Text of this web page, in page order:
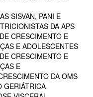
SISVAN, PANI E
DA APS
CRESCIMENTO E
E ADOLESCENTES
CRESCIMENTO E
E
DA OMS
GERIÁTRICA